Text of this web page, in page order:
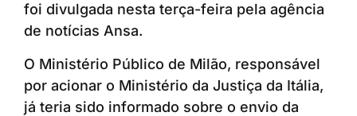
foi divulgada nesta terça-feira pela agência
de notícias Ansa.
O Ministério Público de Milão, responsável
por acionar o Ministério da Justiça da Itália,
já teria sido informado sobre o envio da